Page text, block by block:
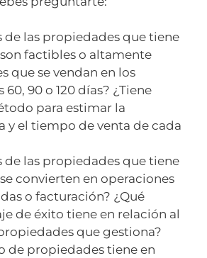
de las propiedades que tiene
factibles o altamente
que se vendan en los
90 o 120 días? ¿Tiene
para estimar la
y el tiempo de venta de cada
de las propiedades que tiene
convierten en operaciones
o facturación? ¿Qué
de éxito tiene en relación al
que gestiona?
de propiedades tiene en